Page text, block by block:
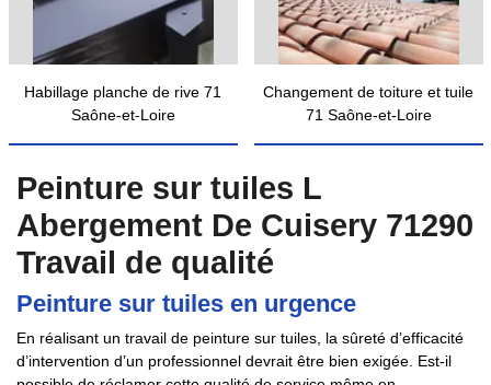
Habillage planche de rive 71
Saône-et-Loire
Changement de toiture et tuile
71 Saône-et-Loire
Peinture sur tuiles L
Abergement De Cuisery 71290
Travail de qualité
Peinture sur tuiles en urgence
En réalisant un travail de peinture sur tuiles, la sûreté d’efficacité
d’intervention d’un professionnel devrait être bien exigée. Est-il